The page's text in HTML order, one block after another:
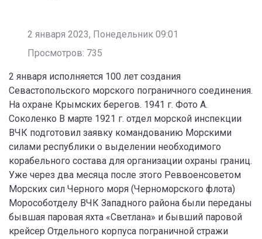
2 января 2023, Понедельник 09:01
Просмотров: 735
2 января исполняется 100 лет создания
Севастопольского морского пограничного соединения.
На охране Крымских берегов. 1941 г. Фото А.
Соколенко В марте 1921 г. отдел морской инспекции
ВЧК подготовил заявку командованию Морскими
силами республики о выделении необходимого
корабельного состава для организации охраны границ.
Уже через два месяца после этого Реввоенсоветом
Морских сил Черного моря (Черноморского флота)
Морособотделу ВЧК Западного района были переданы
бывшая паровая яхта «Светлана» и бывший паровой
крейсер Отдельного корпуса пограничной стражи